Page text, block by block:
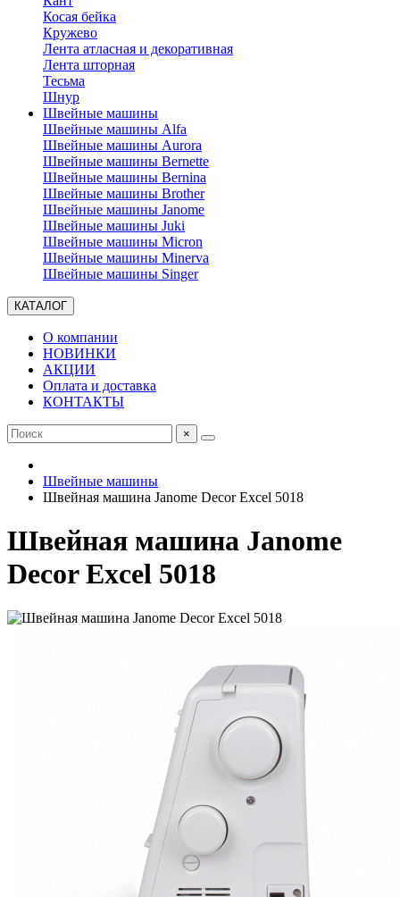
Косая бейка
Кружево
Лента aтласная и декоративная
Лента шторная
Тесьма
Шнур
Швейные машины
Швейные машины Alfa
Швейные машины Aurora
Швейные машины Bernette
Швейные машины Bernina
Швейные машины Brother
Швейные машины Janome
Швейные машины Juki
Швейные машины Micron
Швейные машины Minerva
Швейные машины Singer
КАТАЛОГ
О компании
НОВИНКИ
АКЦИИ
Оплата и доставка
КОНТАКТЫ
×
Швейные машины
Швейная машина Janome Decor Excel 5018
Швейная машина Janome
Decor Excel 5018